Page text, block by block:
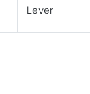
Lever